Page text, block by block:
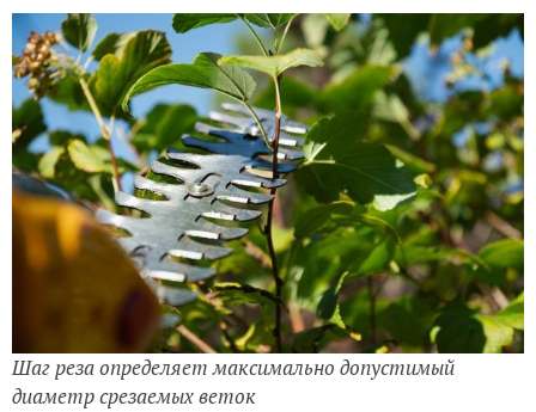
Шаг реза определяет максимально допустимый
диаметр срезаемых веток